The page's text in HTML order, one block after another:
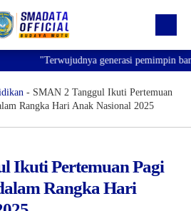
"Terwujudnya generasi pemimpin
- SMAN 2 Tanggul Ikuti Pertemuan
Rangka Hari Anak Nasional 2025
Ikuti Pertemuan Pagi
Rangka Hari